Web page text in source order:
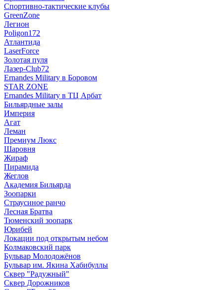
Спортивно-тактические клубы
GreenZone
Легион
Poligon172
Атлантида
LaserForce
Золотая пуля
Лазер-Club72
Ernandes Military в Боровом
STAR ZONE
Ernandes Military в ТЦ Арбат
Бильярдные залы
Империя
Агат
Леман
Премиум Люкс
Шаровня
Жираф
Пирамида
Жеглов
Академия Бильярда
Зоопарки
Страусиное ранчо
Лесная Братва
Тюменский зоопарк
Юрибей
Локации под открытым небом
Колмаковский парк
Бульвар Молодожёнов
Бульвар им. Якина Хабибуллы
Сквер "Радужный"
Сквер Дорожников